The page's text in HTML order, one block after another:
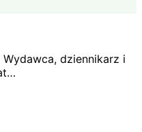
Wydawca, dziennikarz i